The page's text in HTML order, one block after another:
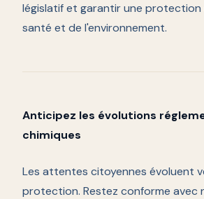
législatif et garantir une protection
santé et de l'environnement.
Anticipez les évolutions
chimiques
Les attentes citoyennes évoluent
protection. Restez conforme avec